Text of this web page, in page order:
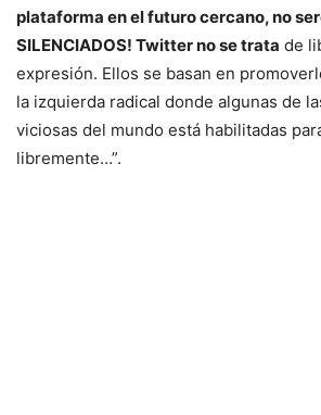
plataforma en el futuro cercano, no
SILENCIADOS! Twitter no se trata de
expresión. Ellos se basan en
la izquierda radical donde algunas de
viciosas del mundo está habilitadas
libremente…”.